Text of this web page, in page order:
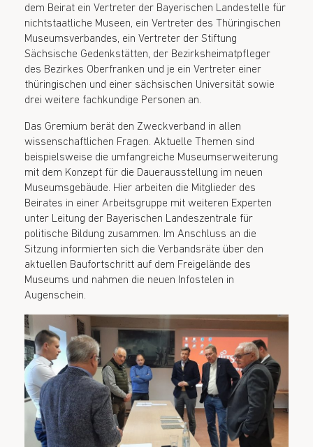
dem Beirat ein Vertreter der Bayerischen Landestelle für
nichtstaatliche Museen, ein Vertreter des Thüringischen
Museumsverbandes, ein Vertreter der Stiftung
Sächsische Gedenkstätten, der Bezirksheimatpfleger
des Bezirkes Oberfranken und je ein Vertreter einer
thüringischen und einer sächsischen Universität sowie
drei weitere fachkundige Personen an.
Das Gremium berät den Zweckverband in allen
wissenschaftlichen Fragen. Aktuelle Themen sind
beispielsweise die umfangreiche Museumserweiterung
mit dem Konzept für die Dauerausstellung im neuen
Museumsgebäude. Hier arbeiten die Mitglieder des
Beirates in einer Arbeitsgruppe mit weiteren Experten
unter Leitung der Bayerischen Landeszentrale für
politische Bildung zusammen. Im Anschluss an die
Sitzung informierten sich die Verbandsräte über den
aktuellen Baufortschritt auf dem Freigelände des
Museums und nahmen die neuen Infostelen in
Augenschein.